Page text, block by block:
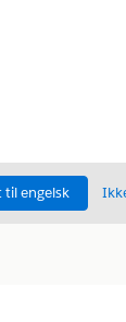
til engelsk